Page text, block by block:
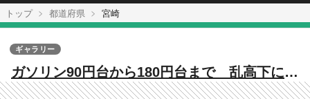
トップ 都道府県 宮崎
ガソリン90円台から180円台まで 乱高下に翻
弄された「あの1年」【榎木田朱美の宮崎アー
ギャラリー